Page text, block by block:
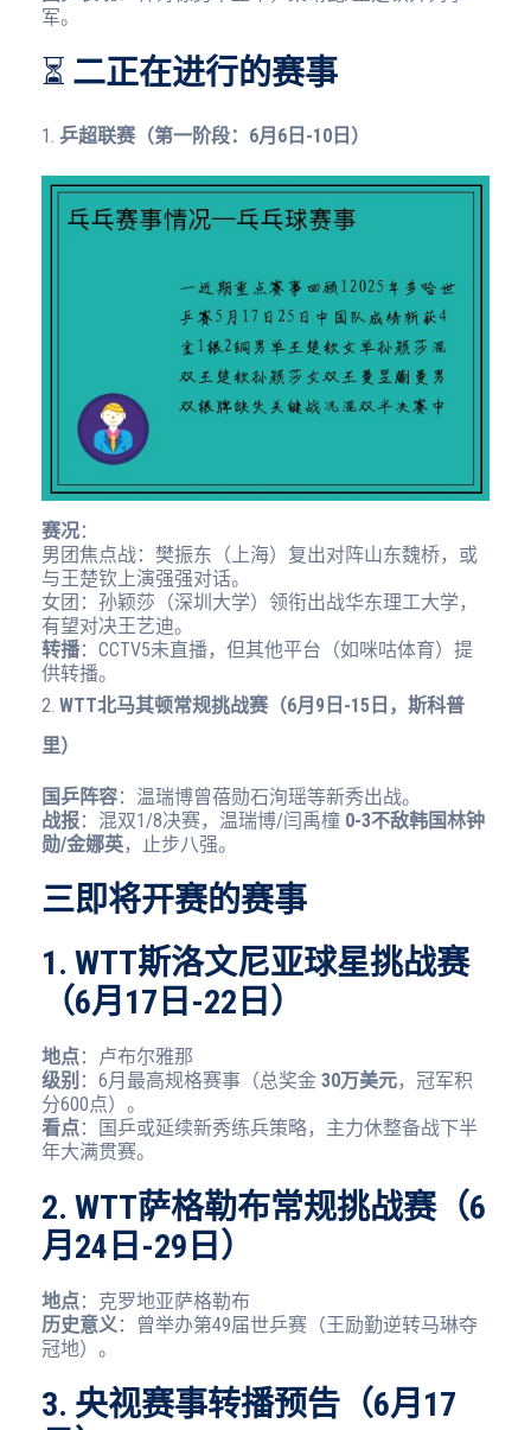
军。
⏳ 二正在进行的赛事
1. 乒超联赛（第一阶段：6月6日-10日）
赛况：
男团焦点战：樊振东（上海）复出对阵山东魏桥，或
与王楚钦上演强强对话。
女团：孙颖莎（深圳大学）领衔出战华东理工大学，
有望对决王艺迪。
转播：CCTV5未直播，但其他平台（如咪咕体育）提
供转播。
2. WTT北马其顿常规挑战赛（6月9日-15日，斯科普
里）
国乒阵容：温瑞博曾蓓勋石洵瑶等新秀出战。
战报：混双1/8决赛，温瑞博/闫禹橦 0-3不敌韩国林钟
勋/金娜英，止步八强。
三即将开赛的赛事
1. WTT斯洛文尼亚球星挑战赛
（6月17日-22日）
地点：卢布尔雅那
级别 ：6月最高规格赛事（总奖金 30万美元，冠军积
分600点）。
看点：国乒或延续新秀练兵策略，主力休整备战下半
年大满贯赛。
2. WTT萨格勒布常规挑战赛（6
月24日-29日）
地点：克罗地亚萨格勒布
历史意义 ：曾举办第49届世乒赛（王励勤逆转马琳夺
冠地）。
3. 央视赛事转播预告（6月17